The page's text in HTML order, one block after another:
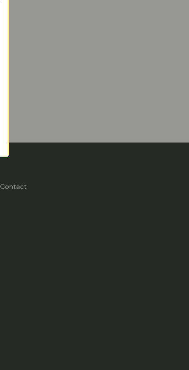
Contact